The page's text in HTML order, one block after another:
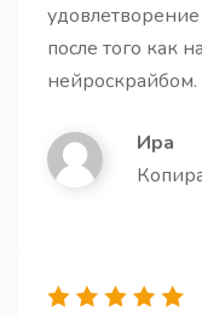
Получите
ответов по
после того как
нейроскрайбом.
Ира